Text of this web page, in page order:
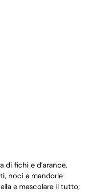
di fichi e d’arance,
noci e mandorle
e mescolare il tutto;